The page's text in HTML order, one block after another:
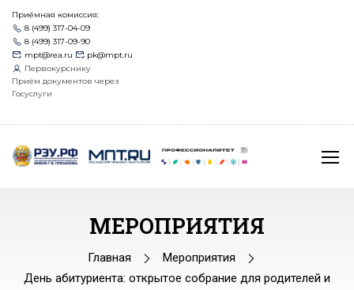
Приёмная комиссия:
8 (499) 317-04-09
8 (499) 317-09-90
mpt@rea.ru
pk@mpt.ru
Первокурснику
Приём документов через
Госуслуги
МЕРОПРИЯТИЯ
Главная
Мероприятия
День абитуриента: открытое собрание для родителей и